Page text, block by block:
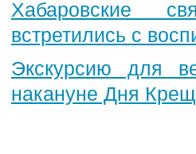
Хабаровские
встретились с
Экскурсию для
накануне Дня